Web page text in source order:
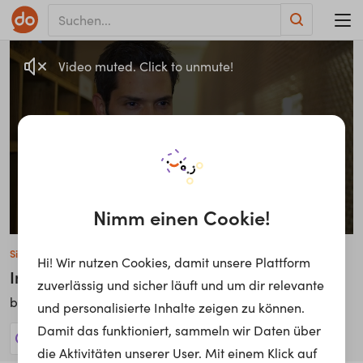
Video muted. Click to unmute!
Simon Zwahlen
Innovation Manager
bei swisscom
2 Jobs anzeigen!
Nimm einen Cookie!
Hi! Wir nutzen Cookies, damit unsere Plattform
zuverlässig und sicher läuft und um dir relevante
und personalisierte Inhalte zeigen zu können.
Damit das funktioniert, sammeln wir Daten über
die Aktivitäten unserer User. Mit einem Klick auf